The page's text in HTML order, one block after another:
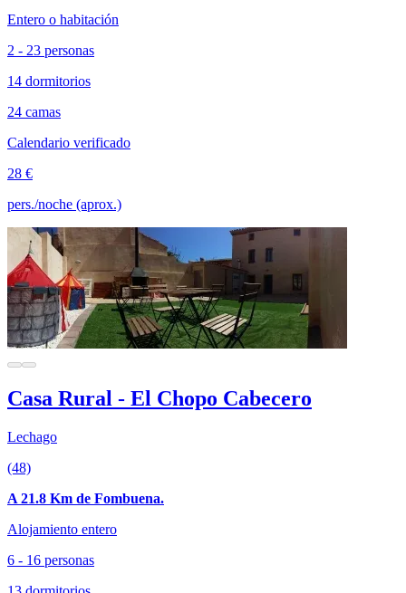
Entero o habitación
2 - 23 personas
14 dormitorios
24 camas
Calendario verificado
28 €
pers./noche (aprox.)
Casa Rural - El Chopo Cabecero
Lechago
(48)
A 21.8 Km de Fombuena.
Alojamiento entero
6 - 16 personas